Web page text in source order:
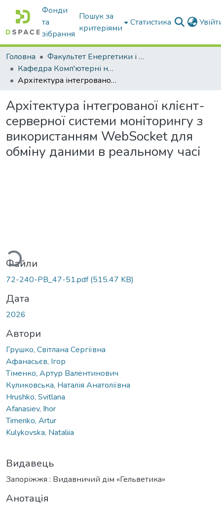
Фонди
та
зібрання
Пошук за
критеріями
Статистика
Головна
Факультет Енергетики і комп'ютерних технологій
Кафедра Комп'ютерні науки
Архітектура інтегрованої клієнт-серверної системи моніторингу з використанням WebSocket для обміну даними в реальному часі
Архітектура інтегрованої клієнт-
серверної системи моніторингу з
використанням WebSocket для
обміну даними в реальному часі
Вантажиться...
Файли
72-240-PB_47-51.pdf(515.47 KB)
Дата
2026
Автори
Грушко, Світлана Сергіївна
Афанасьєв, Ігор
Тіменко, Артур Валентинович
Куликовська, Наталія Анатоліївна
Hrushko, Svitlana
Afanasiev, Іhor
Timenko, Artur
Kulykovska, Nataliia
Видавець
Запоріжжя : Видавничий дім «Гельветика»
Анотація